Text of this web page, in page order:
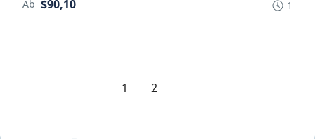
Ab $90,10 1
1 2